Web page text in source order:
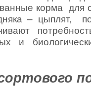
корма для
– цыплят,
и